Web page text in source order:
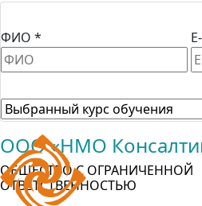
ФИО *
ООО «НМО
ОБЩЕСТВО С ОГРАНИЧЕННОЙ
ОТВЕТСТВЕННОСТЬЮ